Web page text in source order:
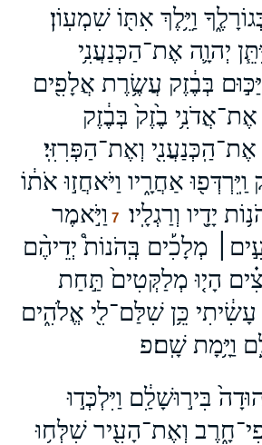
וַיֵּ֥לֶךְ אִתּ֖וֹ שִׁמְעֽוֹן׃
יְהוָ֛ה אֶת־הַכְּנַעֲנִ֥י
בְּבֶ֔זֶק עֲשֶׂ֥רֶת אֲלָפִ֖ים
אֶת־אֲדֹנִ֥י בֶ֙זֶק֙ בְּבֶ֔זֶק
אֶת־הַֽכְּנַעֲנִ֖י וְאֶת־הַפְּרִזִּֽי׃
וַֽיִּרְדְּפ֖וּ אַחֲרָ֑יו וַיֹּאחֲז֣וּ אֹת֔וֹ
יָדָ֖יו וְרַגְלָֽיו׃
7 וַיֹּ֣אמֶר
מְלָכִ֡ים בְּֽהֹנוֹת֩ יְדֵיהֶ֨ם
הָי֤וּ מְלַקְּטִים֙ תַּ֣חַת
כֵּ֥ן שִׁלַּם־לִ֖י אֱלֹהִ֑ים
וַיָּ֥מָת שָֽׁם׃פ
בִּיר֣וּשָׁלִַ֔ם וַיִּלְכְּד֣וּ
וְאֶת־הָעִ֖יר שִׁלְּח֥וּ